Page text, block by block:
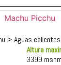
> Aguas
Altura
3399 msnm